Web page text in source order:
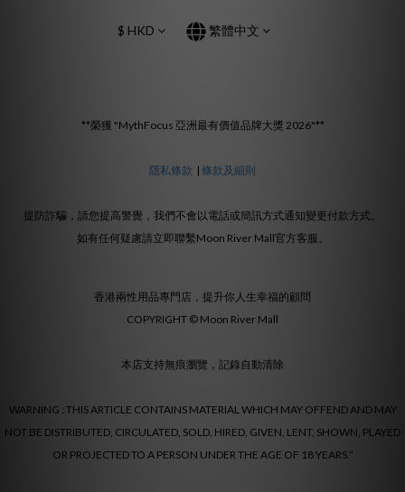
$ HKD 繁體中文
**榮獲 "MythFocus 亞洲最有價值品牌大獎 2026"**
隱私條款 | 條款及細則
提防詐騙，請您提高警覺，我們不會以電話或簡訊方式通知變更付款方式。
如有任何疑慮請立即聯繫Moon River Mall官方客服。
香港兩性用品專門店，提升你人生幸福的顧問
COPYRIGHT © Moon River Mall
本店支持無痕瀏覽，記錄自動清除
WARNING : THIS ARTICLE CONTAINS MATERIAL WHICH MAY OFFEND AND MAY
NOT BE DISTRIBUTED, CIRCULATED, SOLD, HIRED, GIVEN, LENT, SHOWN, PLAYED
OR PROJECTED TO A PERSON UNDER THE AGE OF 18 YEARS.”